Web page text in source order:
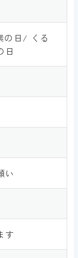
の日/ くる
日
い
す